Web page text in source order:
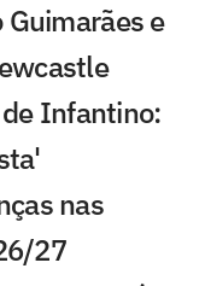
e
Infantino:
nas
27